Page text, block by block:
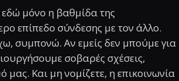
μόνο η βαθμίδα της
επίπεδο σύνδεσης με τον άλλο.
συμπονώ. Αν εμείς δεν μπούμε για
σοβαρές σχέσεις,
Και μη νομίζετε, η επικοινωνία